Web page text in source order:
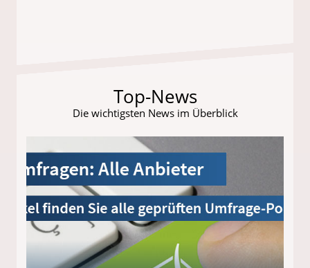
Top-News
Die wichtigsten News im Überblick